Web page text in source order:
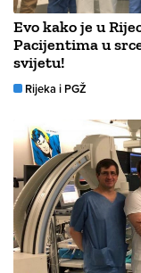
Evo kako je u
Pacijentima u
svijetu!
Rijeka i PGŽ